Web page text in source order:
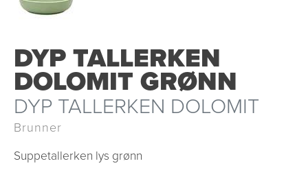
DYP TALLERKEN
DOLOMIT GRØNN
DYP TALLERKEN DOLOMIT
Brunner
Suppetallerken lys grønn